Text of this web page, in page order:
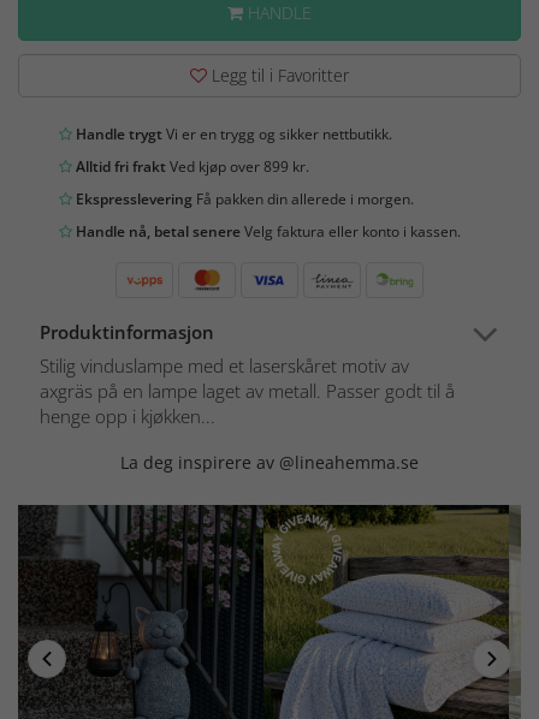
HANDLE
Legg til i Favoritter
Handle trygtVi er en trygg og sikker nettbutikk.
Alltid fri fraktVed kjøp over 899 kr.
Ekspresslevering Få pakken din allerede i morgen.
Handle nå, betal senereVelg faktura eller konto i kassen.
Produktinformasjon
Stilig vinduslampe med et laserskåret motiv av
axgräs på en lampe laget av metall. Passer godt til å
henge opp i kjøkken...
La deg inspirere av @lineahemma.se